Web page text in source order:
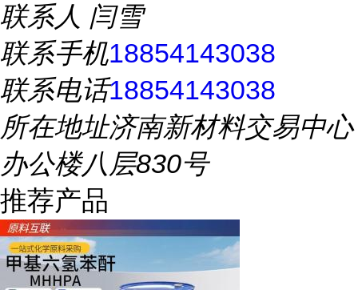
联系人 闫雪
联系手机18854143038
联系电话18854143038
所在地址济南新材料交易中心
办公楼八层830号
推荐产品